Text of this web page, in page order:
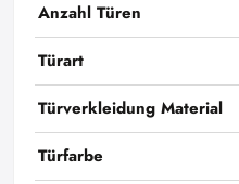
Anzahl Türen
Türart
Türverkleidung Material
Türfarbe